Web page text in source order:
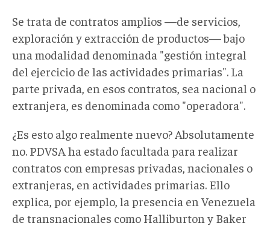
Se trata de contratos amplios —de servicios,
exploración y extracción de productos— bajo
una modalidad denominada "gestión integral
del ejercicio de las actividades primarias". La
parte privada, en esos contratos, sea nacional o
extranjera, es denominada como "operadora".
¿Es esto algo realmente nuevo? Absolutamente
no. PDVSA ha estado facultada para realizar
contratos con empresas privadas, nacionales o
extranjeras, en actividades primarias. Ello
explica, por ejemplo, la presencia en Venezuela
de transnacionales como Halliburton y Baker